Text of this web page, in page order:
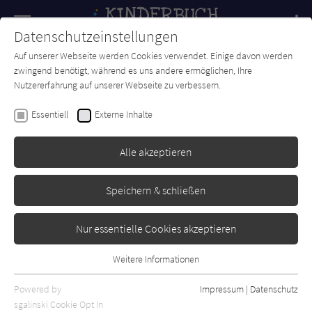
SUCHE Forum Charts Newsletter
Christine Hubka
Und doch sind alle Äpfel rund
Tyrolia
Datenschutzeinstellungen
Auf unserer Webseite werden Cookies verwendet. Einige davon werden
zwingend benötigt, während es uns andere ermöglichen, Ihre
Nutzererfahrung auf unserer Webseite zu verbessern.
Essentiell Externe Inhalte
Alle akzeptieren
Speichern & schließen
Nur essentielle Cookies akzeptieren
Essentielle Cookies werden für grundlegende Funktionen der
Webseite benötigt. Dadurch ist gewährleistet, dass die Webseite
Weitere Informationen
Powered by
sgalinski Cookie Opt In
Impressum | Datenschutz